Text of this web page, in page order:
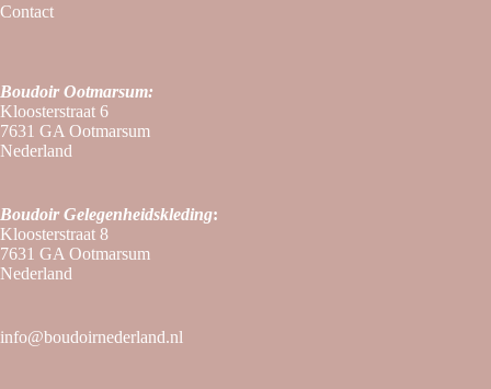
Contact
Boudoir Ootmarsum:
Kloosterstraat 6
7631 GA Ootmarsum
Nederland
Boudoir Gelegenheidskleding:
Kloosterstraat 8
7631 GA Ootmarsum
Nederland
info@boudoirnederland.nl